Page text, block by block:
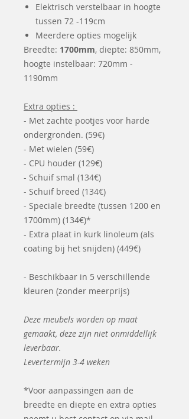
Elektrisch verstelbaar in hoogte
tussen 72 -119cm
Meerdere opties mogelijk
Breedte: 1700mm, diepte: 850mm,
hoogte instelbaar: 720mm -
1190mm
Extra opties :
- Met zachte pootjes voor harde
ondergronden. (59€)
- Met wielen (59€)
- CPU houder (129€)
- Schuif smal (134€)
- Schuif breed (134€)
- Speciale breedte (tussen 1200 en
1700mm) (134€)*
- Extra plaat in kurk linoleum (als
coating bij het snijden) (449€)
- Beschikbaar in 5 verschillende
kleuren (zonder meerprijs)
Deze meubels worden op maat
gemaakt, deze zijn niet onmiddellijk
leverbaar.
Levertermijn 3-4 weken
*Voor aanpassingen aan de
breedte en diepte en extra opties